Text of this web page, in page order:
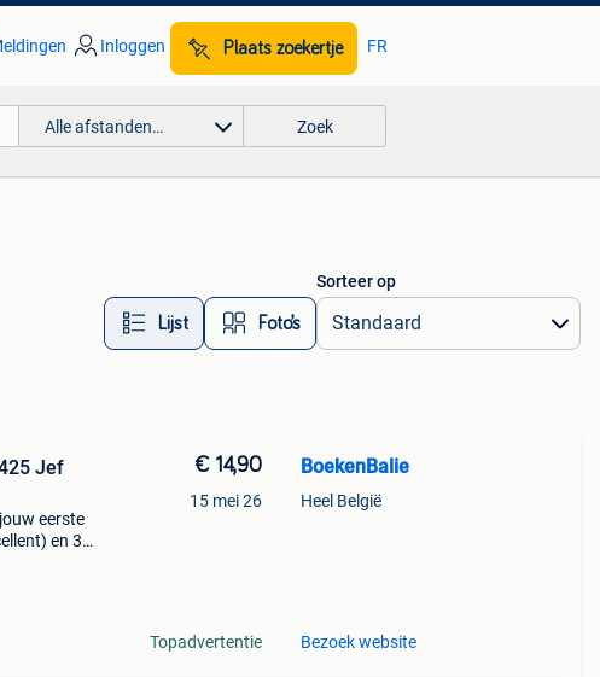
Inloggen Plaats zoekertje FR
Alle afstanden… Zoek
Lijst Foto’s
Sorteer op
Jef
eerste
en 30
€ 14,90
15 mei 26
Topadvertentie
BoekenBalie
Heel België
Bezoek website